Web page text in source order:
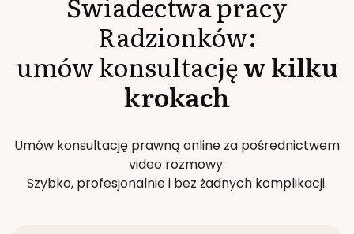
Radzionków:
umów konsultacjęw kilku
krokach
Umów konsultację prawną online za pośrednictwem
video rozmowy.
Szybko, profesjonalnie i bez żadnych komplikacji.